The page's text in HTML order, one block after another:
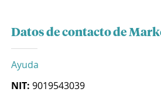
Datos de contacto de
Ayuda
NIT: 9019543039